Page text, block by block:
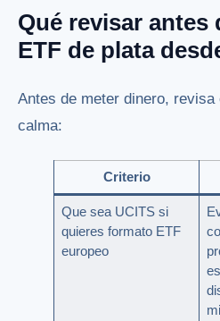
Qué revisar antes
ETF de plata
Antes de meter dinero,
calma:
Criterio
Que sea UCITS si
quieres formato ETF
europeo